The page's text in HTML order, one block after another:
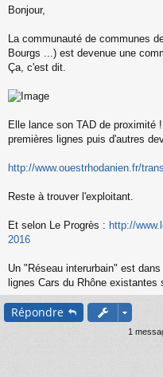
e
s
g
e
o
l
u
Bonjour,
La communauté de communes
Bourgs ...) est devenue une
Ça, c'est dit.
Elle lance son TAD de proximité
premières lignes puis d'autres
http://www.ouestrhodanien.fr/
Reste à trouver l'exploitant.
Et selon Le Progrès : http://
2016
Un "Réseau interurbain" est
lignes Cars du Rhône existantes
Répondre
1